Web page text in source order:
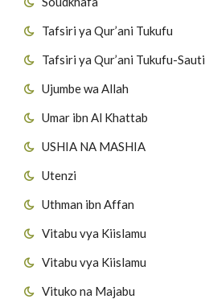
Tafsiri ya Qur’ani Tukufu
Tafsiri ya Qur’ani Tukufu-Sauti
Ujumbe wa Allah
Umar ibn Al Khattab
USHIA NA MASHIA
Utenzi
Uthman ibn Affan
Vitabu vya Kiislamu
Vitabu vya Kiislamu
Vituko na Majabu